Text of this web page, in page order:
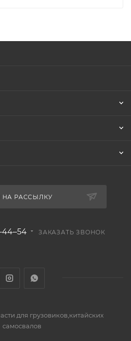
РАССЫЛКУ
ЗАКАЗАТЬ ЗВОНОК
для грузовиков,китайских
самосвалов